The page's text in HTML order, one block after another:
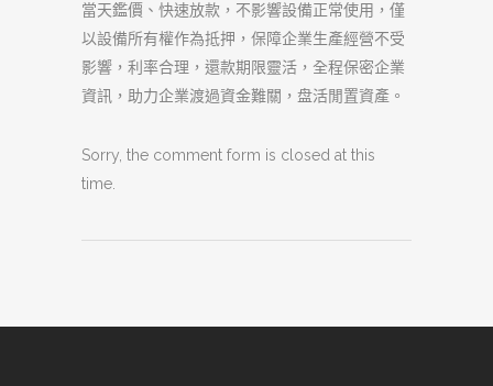
當天鑑價、快速放款，不影響設備正常使用，僅
以設備所有權作為抵押，保障企業生產經營不受
影響，利率合理，還款期限靈活，全程保密企業
資訊，助力企業渡過資金難關，盘活閒置資產。
Sorry, the comment form is closed at this
time.